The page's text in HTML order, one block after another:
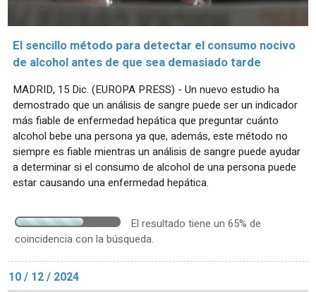
El sencillo método para detectar el consumo nocivo
de alcohol antes de que sea demasiado tarde
MADRID, 15 Dic. (EUROPA PRESS) - Un nuevo estudio ha
demostrado que un análisis de sangre puede ser un indicador
más fiable de enfermedad hepática que preguntar cuánto
alcohol bebe una persona ya que, además, este método no
siempre es fiable mientras un análisis de sangre puede ayudar
a determinar si el consumo de alcohol de una persona puede
estar causando una enfermedad hepática.
El resultado tiene un 65% de
coincidencia con la búsqueda.
10 / 12 / 2024